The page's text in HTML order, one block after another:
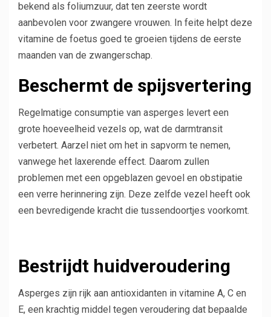
bekend als foliumzuur, dat ten zeerste wordt
aanbevolen voor zwangere vrouwen. In feite helpt deze
vitamine de foetus goed te groeien tijdens de eerste
maanden van de zwangerschap.
Beschermt de spijsvertering
Regelmatige consumptie van asperges levert een
grote hoeveelheid vezels op, wat de darmtransit
verbetert. Aarzel niet om het in sapvorm te nemen,
vanwege het laxerende effect. Daarom zullen
problemen met een opgeblazen gevoel en obstipatie
een verre herinnering zijn. Deze zelfde vezel heeft ook
een bevredigende kracht die tussendoortjes voorkomt.
Bestrijdt huidveroudering
Asperges zijn rijk aan antioxidanten in vitamine A, C en
E, een krachtig middel tegen veroudering dat bepaalde